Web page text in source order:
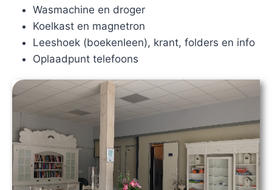
Wasmachine en droger
Koelkast en magnetron
Leeshoek (boekenleen), krant, folders en info
Oplaadpunt telefoons